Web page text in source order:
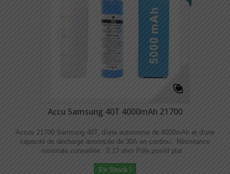
Accu Samsung 40T 4000mAh 21700
Accus 21700 Samsung 40T, d'une autonomie de 4000mAh et d'une
capacité de décharge annoncée de 30A en continu. Résistance
minimale conseillée : 0.17 ohm Pôle positif plat
En Stock !